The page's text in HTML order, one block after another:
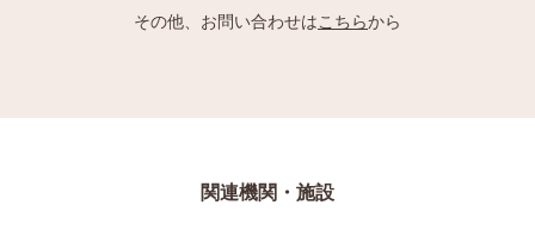
その他、お問い合わせはこちらから
関連機関・施設